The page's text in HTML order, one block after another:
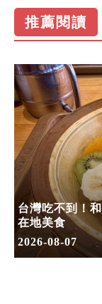
推薦閱讀
台灣吃不到！
在地美食
2026-08-07